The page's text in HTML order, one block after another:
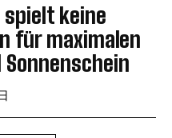
spielt keine
für maximalen
Sonnenschein